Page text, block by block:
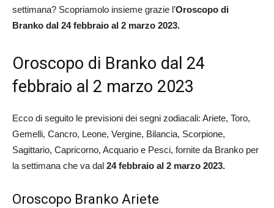
settimana? Scopriamolo insieme grazie l’Oroscopo di
Branko dal 24 febbraio al 2 marzo 2023.
Oroscopo di Branko dal 24
febbraio al 2 marzo 2023
Ecco di seguito le previsioni dei segni zodiacali: Ariete, Toro,
Gemelli, Cancro, Leone, Vergine, Bilancia, Scorpione,
Sagittario, Capricorno, Acquario e Pesci, fornite da Branko per
la settimana che va dal 24 febbraio al 2 marzo 2023.
Oroscopo Branko Ariete